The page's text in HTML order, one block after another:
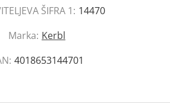
ŠIFRA 1: 14470
Marka: Kerbl
4018653144701